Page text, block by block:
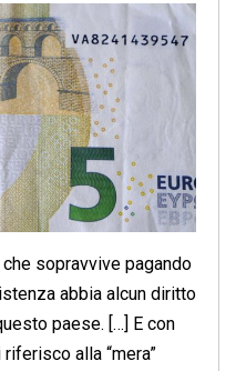
sopravvive pagando
abbia alcun diritto
paese. […] E con
alla “mera”